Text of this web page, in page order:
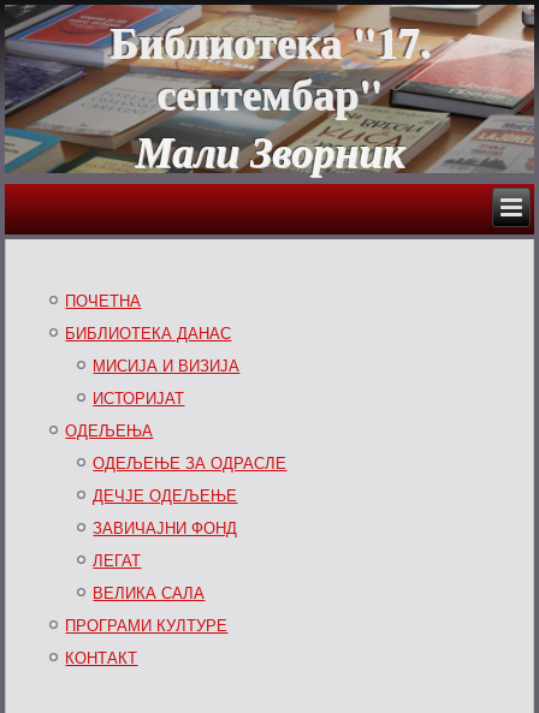
Библиотека "17.
септембар"
Мали Зворник
ПОЧЕТНА
БИБЛИОТЕКА ДАНАС
МИСИЈА И ВИЗИЈА
ИСТОРИЈАТ
ОДЕЉЕЊА
ОДЕЉЕЊЕ ЗА ОДРАСЛЕ
ДЕЧЈЕ ОДЕЉЕЊЕ
ЗАВИЧАЈНИ ФОНД
ЛЕГАТ
ВЕЛИКА САЛА
ПРОГРАМИ КУЛТУРЕ
КОНТАКТ